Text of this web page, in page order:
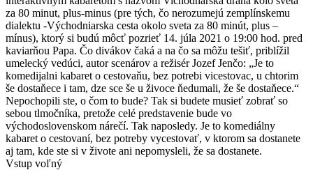
za 80 minut, plus-minus (pre tých, čo nerozumejú zemplínskemu
dialektu -Východniarska cesta okolo sveta za 80 minút, plus –
mínus), ktorý si budú môcť pozrieť 14. júla 2021 o 19:00 hod. pred
kaviarňou Papa. Čo divákov čaká a na čo sa môžu tešiť, priblížil
umelecký vedúci, autor scenárov a režisér Jozef Jenčo: „Je to
komedijalni kabaret o cestovaňu, bez potrebi vicestovac, u chtorim
še dostaňece i tam, dze sce še u živoce ňedumali, že še dostaňece.“
Nepochopili ste, o čom to bude? Tak si budete musieť zobrať so
sebou tlmočníka, pretože celé predstavenie bude vo
východoslovenskom nárečí. Tak naposledy. Je to komediálny
kabaret o cestovaní, bez potreby vycestovať, v ktorom sa dostanete
aj tam, kde ste si v živote ani nepomysleli, že sa dostanete.
Vstup voľný